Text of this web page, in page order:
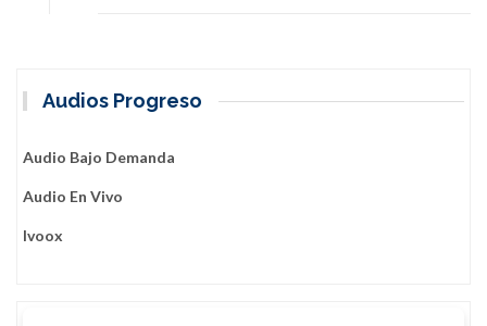
Audios Progreso
Audio Bajo Demanda
Audio En Vivo
Ivoox